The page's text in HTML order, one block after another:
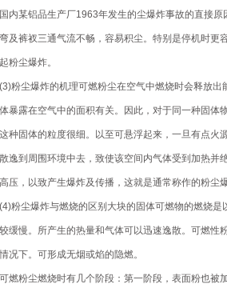
某铝品生产厂1963年发生的尘爆炸事故的直接原
及裤衩三通气流不畅，容易积尘。特别是停机时
粉尘爆炸。
尘爆炸的机理可燃粉尘在空气中燃烧时会释放出
暴露在空气中的面积有关。因此，对于同一种固
种固体的粒度很细。以至可悬浮起来，一旦有点
逸到周围环境中去，致使该空间内气体受到加热
压，以致产生爆炸及传播，这就是通常称作的粉尘爆
尘爆炸与燃烧的区别大块的固体可燃物的燃烧是
缓慢。所产生的热量和气体可以迅速逸散。可燃
况下。可形成无烟或焰的隐燃。
粉尘燃烧时有几个阶段：第一阶段，表面粉也被